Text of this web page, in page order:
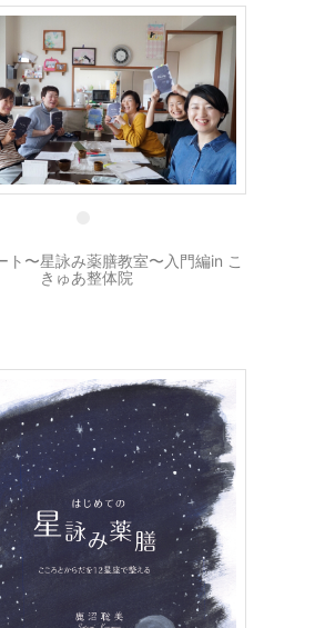
18 4月
ト〜星詠み薬膳教室〜入門編in こ
きゅあ整体院